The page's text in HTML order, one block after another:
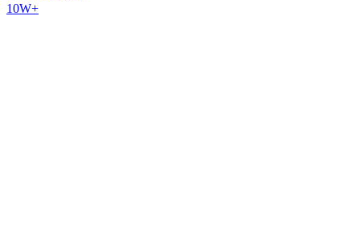
10W+